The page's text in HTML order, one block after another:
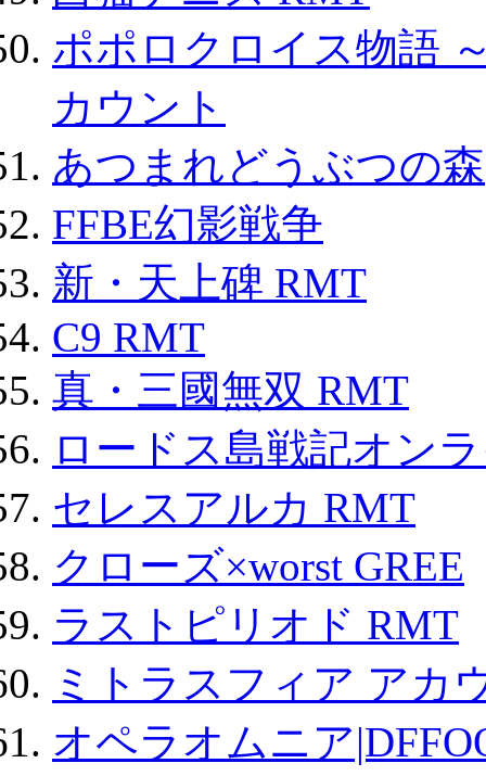
ポポロクロイス物語
カウント
あつまれどうぶつの森
FFBE幻影戦争
新・天上碑 RMT
C9 RMT
真・三國無双 RMT
ロードス島戦記オン
セレスアルカ RMT
クローズ×worst GREE
ラストピリオド RMT
ミトラスフィア アカ
オペラオムニア